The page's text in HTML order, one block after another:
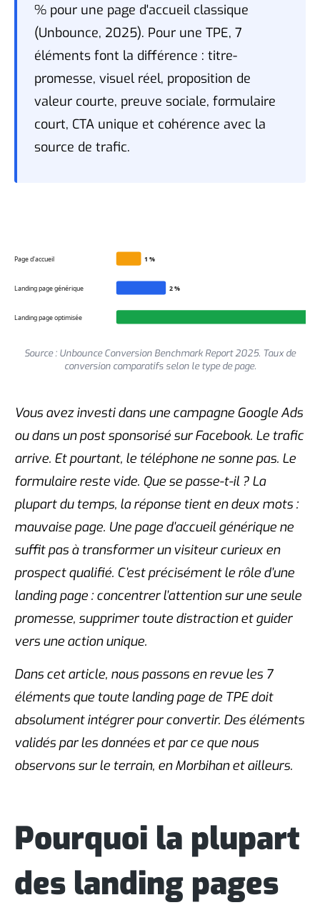
% pour une page d'accueil classique
(Unbounce, 2025). Pour une TPE, 7
éléments font la différence : titre-
promesse, visuel réel, proposition de
valeur courte, preuve sociale, formulaire
court, CTA unique et cohérence avec la
source de trafic.
Page d'accueil
Landing page générique
Landing page optimisée
1 %
2 %
Source : Unbounce Conversion Benchmark Report 2025. Taux de
conversion comparatifs selon le type de page.
Vous avez investi dans une campagne Google Ads
ou dans un post sponsorisé sur Facebook. Le trafic
arrive. Et pourtant, le téléphone ne sonne pas. Le
formulaire reste vide. Que se passe-t-il ? La
plupart du temps, la réponse tient en deux mots :
mauvaise page. Une page d’accueil générique ne
suffit pas à transformer un visiteur curieux en
prospect qualifié. C’est précisément le rôle d’une
landing page : concentrer l’attention sur une seule
promesse, supprimer toute distraction et guider
vers une action unique.
Dans cet article, nous passons en revue les 7
éléments que toute landing page de TPE doit
absolument intégrer pour convertir. Des éléments
validés par les données et par ce que nous
observons sur le terrain, en Morbihan et ailleurs.
Pourquoi la plupart
des landing pages